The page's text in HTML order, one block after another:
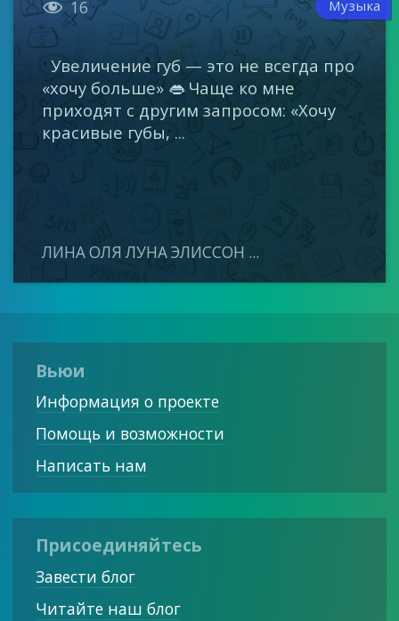
 16 Музыка
Увеличение губ — это не всегда про
«хочу больше» 👄 Чаще ко мне
приходят с другим запросом: «Хочу
красивые губы, ...
ЛИНА ОЛЯ ЛУНА ЭЛИССОН ...
Вьюи
Информация о проекте
Помощь и возможности
Написать нам
Присоединяйтесь
Завести блог
Читайте наш блог